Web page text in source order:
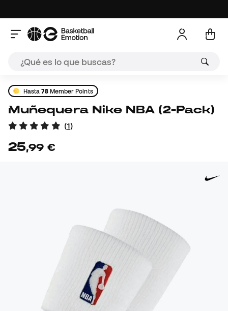
Hasta78Member Points
Muñequera Nike NBA (2-Pack)
(1)
25,99 €